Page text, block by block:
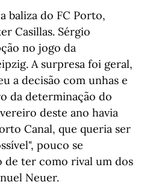
baliza do FC Porto,
Casillas. Sérgio
no jogo da
A surpresa foi geral,
a decisão com unhas e
da determinação do
deste ano havia
Canal, que queria ser
pouco se
ter como rival um dos
Neuer.